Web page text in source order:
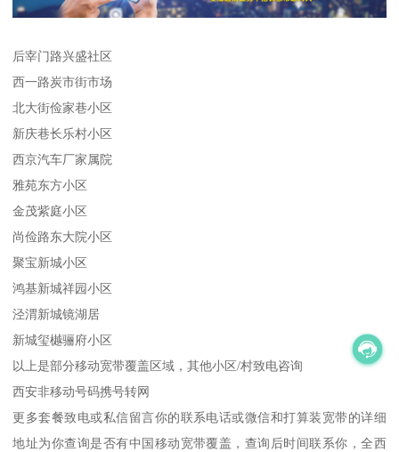
后宰门路兴盛社区
西一路炭市街市场
北大街俭家巷小区
新庆巷长乐村小区
西京汽车厂家属院
雅苑东方小区
金茂紫庭小区
尚俭路东大院小区
聚宝新城小区
鸿基新城祥园小区
泾渭新城镜湖居
新城玺樾骊府小区
以上是部分移动宽带覆盖区域，其他小区/村致电咨询
西安非移动号码携号转网
更多套餐致电或私信留言你的联系电话或微信和打算装宽带的详细
地址为你查询是否有中国移动宽带覆盖，查询后时间联系你，全西